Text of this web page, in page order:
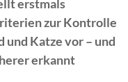
erstmals
zur Kontrolle
und Katze vor – und
erkannt